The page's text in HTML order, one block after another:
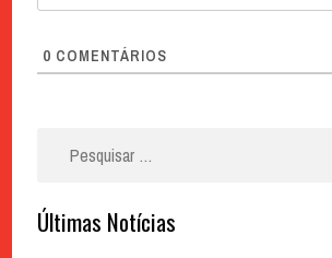
0 COMENTÁRIOS
Últimas Notícias